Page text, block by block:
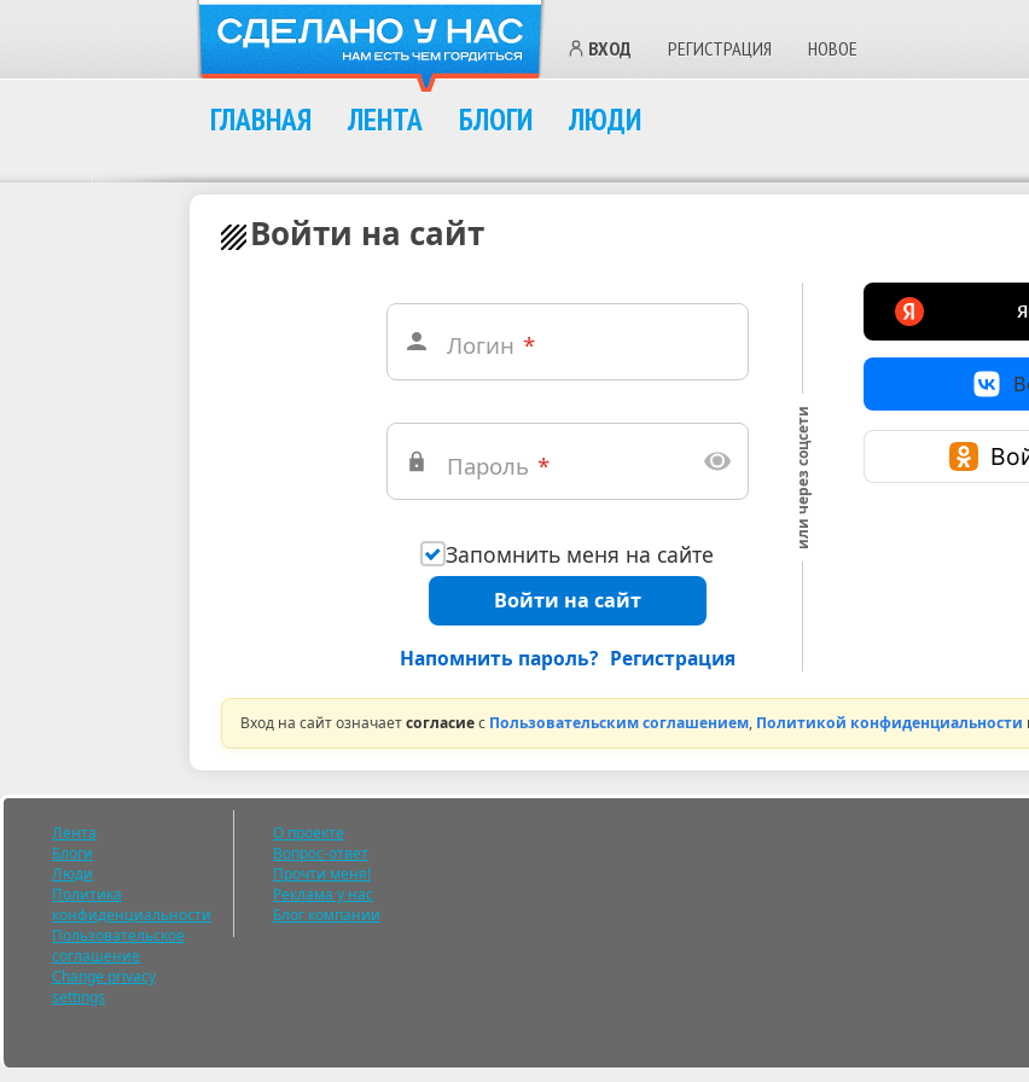
ВХОД РЕГИСТРАЦИЯ НОВОЕ
ГЛАВНАЯ ЛЕНТА БЛОГИ ЛЮДИ
Войти на сайт
Логин *
Пароль *
Запомнить меня на сайте
Войти на сайт
Напомнить пароль? Регистрация
или через соцсети
Вход на сайт означаетсогласиес Пользовательским соглашением, Политикой конфиденциальности
Лента
Блоги
Люди
Политика
конфиденциальности
Пользовательское
соглашение
Change privacy
settings
О проекте
Вопрос-ответ
Прочти меня!
Реклама у нас
Блог компании